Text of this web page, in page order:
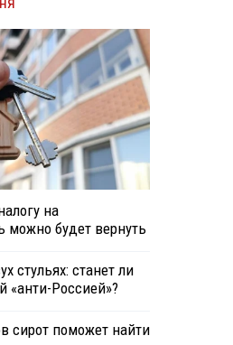
на
можно будет вернуть
стульях: станет ли
«анти-Россией»?
сирот поможет найти